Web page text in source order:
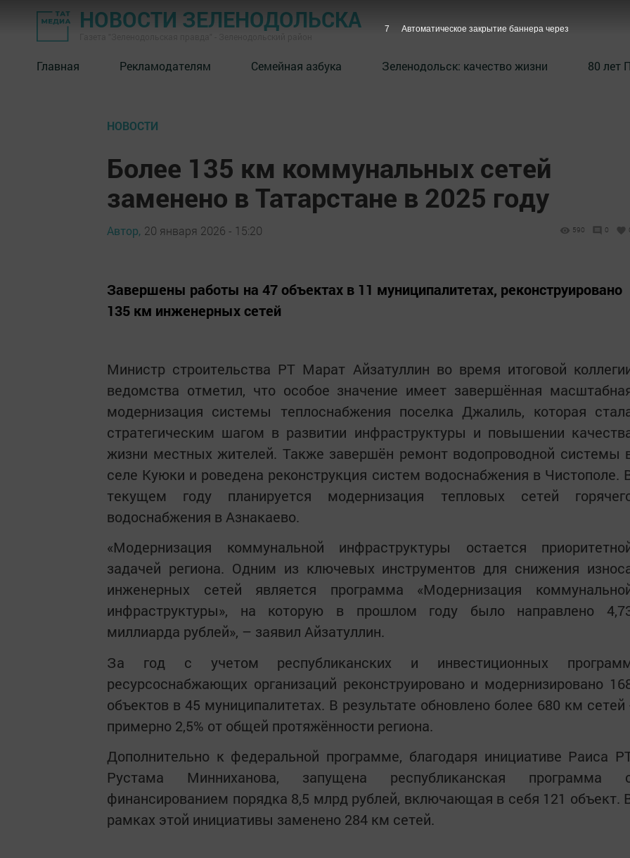
НОВОСТИ ЗЕЛЕНОДОЛЬСКА
Главная Рекламодателям Семейная азбука ⁠Зеленодольск: качество жизни 80 лет
НОВОСТИ
Более 135 км коммунальных сетей
заменено в Татарстане в 2025 году
Автор, 20 января 2026 - 15:20 590 0
Завершены работы на 47 объектах в 11 муниципалитетах, реконструировано
135 км инженерных сетей
Министр строительства РТ Марат Айзатуллин во время итоговой
ведомства отметил, что особое значение имеет завершённая
модернизация системы теплоснабжения поселка Джалиль, которая
стратегическим шагом в развитии инфраструктуры и повышении
жизни местных жителей. Также завершён ремонт водопроводной системы
селе Куюки и роведена реконструкция систем водоснабжения в Чистополе.
текущем году планируется модернизация тепловых сетей
водоснабжения в Азнакаево.
«Модернизация коммунальной инфраструктуры остается
задачей региона. Одним из ключевых инструментов для снижения
инженерных сетей является программа «Модернизация
инфраструктуры», на которую в прошлом году было направлено
миллиарда рублей», – заявил Айзатуллин.
За год с учетом республиканских и инвестиционных
ресурсоснабжающих организаций реконструировано и модернизировано
объектов в 45 муниципалитетах. В результате обновлено более 680 км сетей
примерно 2,5% от общей протяжённости региона.
Дополнительно к федеральной программе, благодаря инициативе Раиса
Рустама Минниханова, запущена республиканская программа
финансированием порядка 8,5 млрд рублей, включающая в себя 121 объект.
рамках этой инициативы заменено 284 км сетей.
6 Автоматическое закрытие баннера через